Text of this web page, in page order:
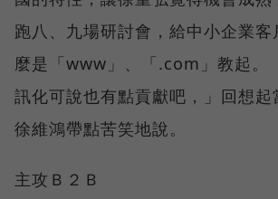
跑八、九場研討會，給中小企業
麼是「www」、「.com」教起。
訊化可說也有點貢獻吧，」回想起
徐維鴻帶點苦笑地說。
主攻Ｂ２Ｂ